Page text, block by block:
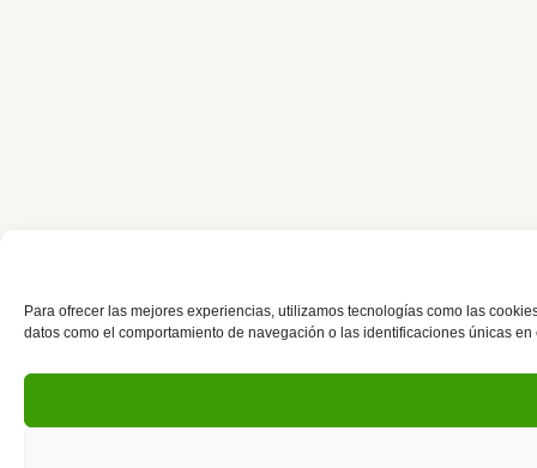
Para ofrecer las mejores experiencias, utilizamos tecnologías como las
datos como el comportamiento de navegación o las identificaciones únicas